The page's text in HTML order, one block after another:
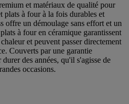
et matériaux de qualité pour
plats à four à la fois durables et
offre un démoulage sans effort et un
à four en céramique garantissent
et peuvent passer directement
Couverts par une garantie
des années, qu'il s'agisse de
occasions.